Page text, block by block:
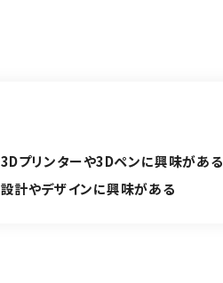
3Dプリンターや3Dペンに興味がある
設計やデザインに興味がある